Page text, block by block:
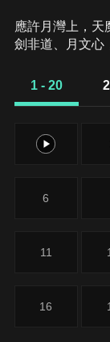
應許月灣上，天
劍非道、月文心
獨對三魂，奈
1 - 20
1
6
11
16